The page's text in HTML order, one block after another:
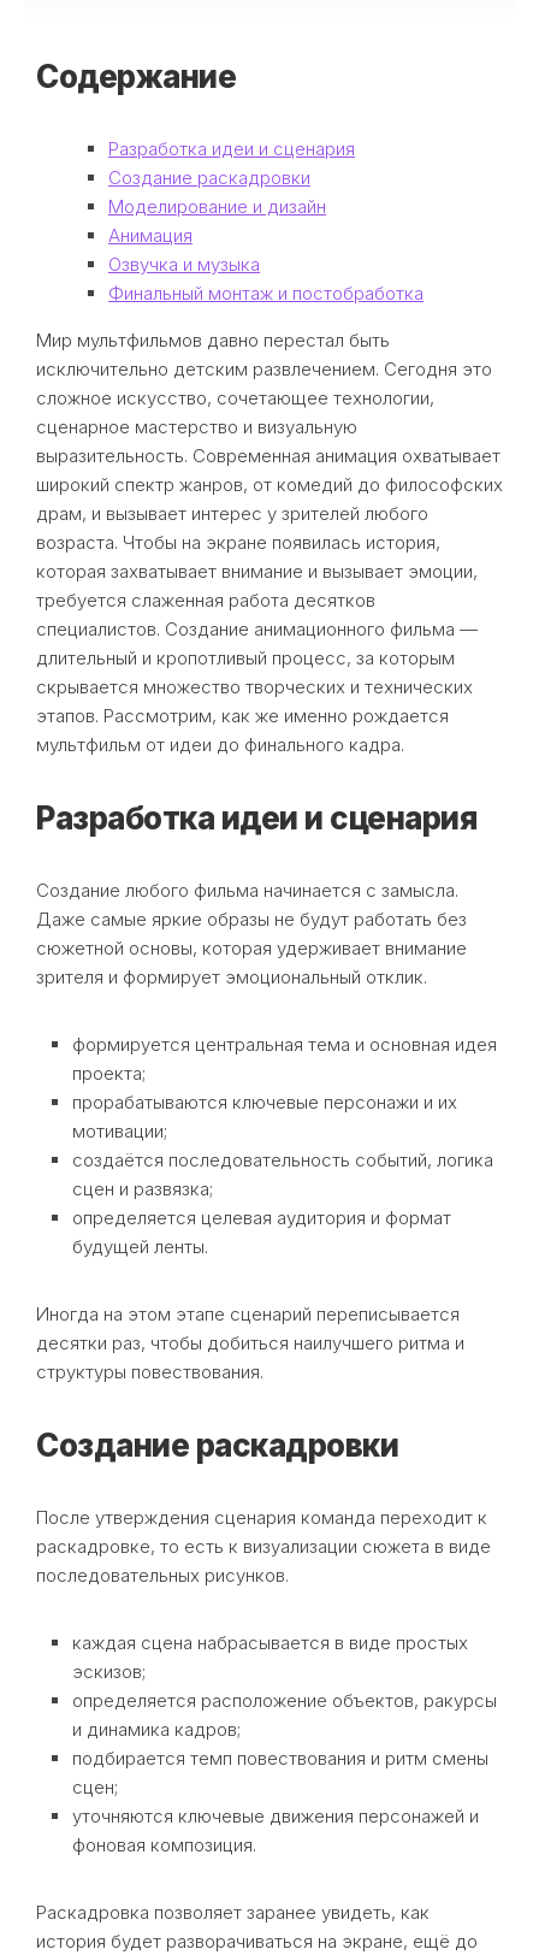
Содержание
Разработка идеи и сценария
Создание раскадровки
Моделирование и дизайн
Анимация
Озвучка и музыка
Финальный монтаж и постобработка
Мир мультфильмов давно перестал быть
исключительно детским развлечением. Сегодня это
сложное искусство, сочетающее технологии,
сценарное мастерство и визуальную
выразительность. Современная анимация охватывает
широкий спектр жанров, от комедий до философских
драм, и вызывает интерес у зрителей любого
возраста. Чтобы на экране появилась история,
которая захватывает внимание и вызывает эмоции,
требуется слаженная работа десятков
специалистов. Создание анимационного фильма —
длительный и кропотливый процесс, за которым
скрывается множество творческих и технических
этапов. Рассмотрим, как же именно рождается
мультфильм от идеи до финального кадра.
Разработка идеи и сценария
Создание любого фильма начинается с замысла.
Даже самые яркие образы не будут работать без
сюжетной основы, которая удерживает внимание
зрителя и формирует эмоциональный отклик.
формируется центральная тема и основная идея
проекта;
прорабатываются ключевые персонажи и их
мотивации;
создаётся последовательность событий, логика
сцен и развязка;
определяется целевая аудитория и формат
будущей ленты.
Иногда на этом этапе сценарий переписывается
десятки раз, чтобы добиться наилучшего ритма и
структуры повествования.
Создание раскадровки
После утверждения сценария команда переходит к
раскадровке, то есть к визуализации сюжета в виде
последовательных рисунков.
каждая сцена набрасывается в виде простых
эскизов;
определяется расположение объектов, ракурсы
и динамика кадров;
подбирается темп повествования и ритм смены
сцен;
уточняются ключевые движения персонажей и
фоновая композиция.
Раскадровка позволяет заранее увидеть, как
история будет разворачиваться на экране, ещё до